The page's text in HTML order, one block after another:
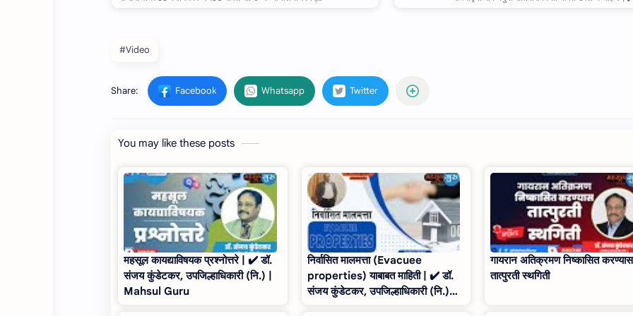
#Video
You may like these posts
महसूल कायद्याविषयक प्रश्नोत्तरे | ✔️ डॉ.
संजय कुंडेटकर, उपजिल्हाधिकारी (नि.) |
Mahsul Guru
निर्वासित मालमत्ता (Evacuee
properties) याबाबत माहिती | ✔️ डॉ.
संजय कुंडेटकर, उपजिल्हाधिकारी (नि.) |
गायरान अतिक्रमण निष्‍कासित करण्‍यास
तात्‍पुरती स्‍थगिती